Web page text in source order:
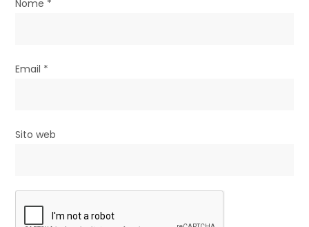
Nome *
Email *
Sito web